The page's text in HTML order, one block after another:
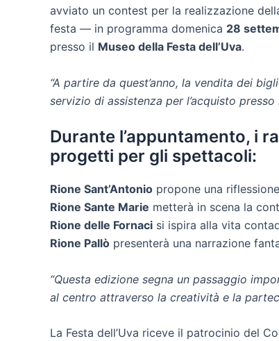
avviato un contest per la realizzazione
festa — in programma domenica 28
presso il Museo della Festa dell’Uva.
“A partire da quest’anno, la vendita dei
servizio di assistenza per l’acquisto presso
Durante l’appuntamento, i
progetti per gli spettacoli:
Rione Sant’Antonio propone una
Rione Sante Marie metterà in scena la
Rione delle Fornaci si ispira alla vita
Rione Pallò presenterà una narrazione
“Questa edizione segna un passaggio
al centro attraverso la creatività e la
La Festa dell’Uva riceve il patrocinio del